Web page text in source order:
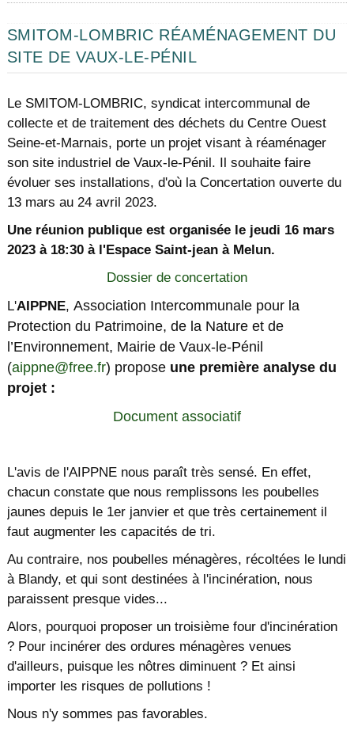
SMITOM-LOMBRIC RÉAMÉNAGEMENT DU
SITE DE VAUX-LE-PÉNIL
Le SMITOM-LOMBRIC, syndicat intercommunal de
collecte et de traitement des déchets du Centre Ouest
Seine-et-Marnais, porte un projet visant à réaménager
son site industriel de Vaux-le-Pénil.
Il souhaite faire
évoluer ses installations, d'où la Concertation ouverte du
13 mars au 24 avril 2023.
Une réunion publique est organisée le jeudi 16 mars
2023 à 18:30 à l'Espace Saint-jean à Melun.
Dossier de concertation
L'AIPPNE, Association Intercommunale pour la
Protection du Patrimoine, de la Nature et de
l’Environnement, Mairie de Vaux-le-Pénil
(aippne@free.fr) propose une première analyse du
projet :
Document associatif
L'avis de l'AIPPNE nous paraît très sensé. En effet,
chacun constate que nous remplissons les poubelles
jaunes depuis le 1er janvier et que très certainement il
faut augmenter les capacités de tri.
Au contraire, nos poubelles ménagères, récoltées le lundi
à Blandy, et qui sont destinées à l'incinération, nous
paraissent presque vides...
Alors, pourquoi proposer un troisième four d'incinération
? Pour incinérer des ordures ménagères venues
d'ailleurs, puisque les nôtres diminuent ? Et ainsi
importer les risques de pollutions !
Nous n'y sommes pas favorables.